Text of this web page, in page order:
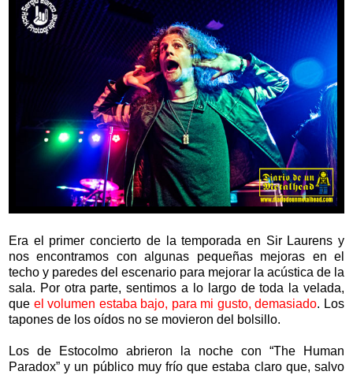
Era el primer concierto de la temporada en Sir Laurens y
nos encontramos con algunas pequeñas mejoras en el
techo y paredes del escenario para mejorar la acústica de la
sala. Por otra parte, sentimos a lo largo de toda la velada,
que el volumen estaba bajo, para mi gusto, demasiado. Los
tapones de los oídos no se movieron del bolsillo.
Los de Estocolmo abrieron la noche con “The Human
Paradox” y un público muy frío que estaba claro que, salvo